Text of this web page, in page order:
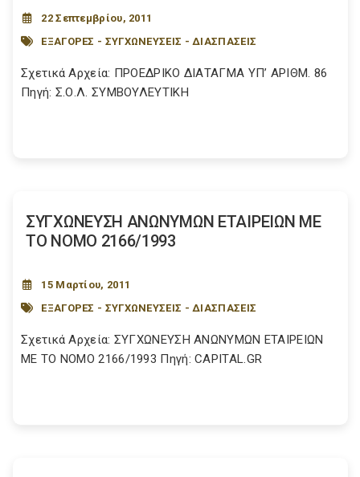
22 Σεπτεμβρίου, 2011
ΕΞΑΓΟΡΕΣ - ΣΥΓΧΩΝΕΥΣΕΙΣ - ΔΙΑΣΠΑΣΕΙΣ
Σχετικά Αρχεία: ΠΡΟΕΔΡΙΚΟ ΔΙΑΤΑΓΜΑ ΥΠ’ ΑΡΙΘΜ. 86
Πηγή: Σ.Ο.Λ. ΣΥΜΒΟΥΛΕΥΤΙΚΗ
ΣΥΓΧΩΝΕΥΣΗ ΑΝΩΝΥΜΩΝ ΕΤΑΙΡΕΙΩΝ ΜΕ
ΤΟ ΝΟΜΟ 2166/1993
15 Μαρτίου, 2011
ΕΞΑΓΟΡΕΣ - ΣΥΓΧΩΝΕΥΣΕΙΣ - ΔΙΑΣΠΑΣΕΙΣ
Σχετικά Αρχεία: ΣΥΓΧΩΝΕΥΣΗ ΑΝΩΝΥΜΩΝ ΕΤΑΙΡΕΙΩΝ
ΜΕ ΤΟ ΝΟΜΟ 2166/1993 Πηγή: CAPITAL.GR